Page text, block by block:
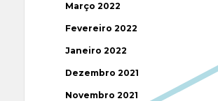
Março 2022
Fevereiro 2022
Janeiro 2022
Dezembro 2021
Novembro 2021